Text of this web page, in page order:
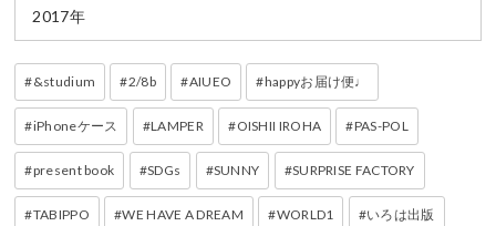
2017年
&studium 2/8b AIUEO happyお届け便♩
iPhoneケース LAMPER OISHII IROHA PAS-POL
present book SDGs SUNNY SURPRISE FACTORY
TABIPPO WE HAVE A DREAM WORLD1 いろは出版